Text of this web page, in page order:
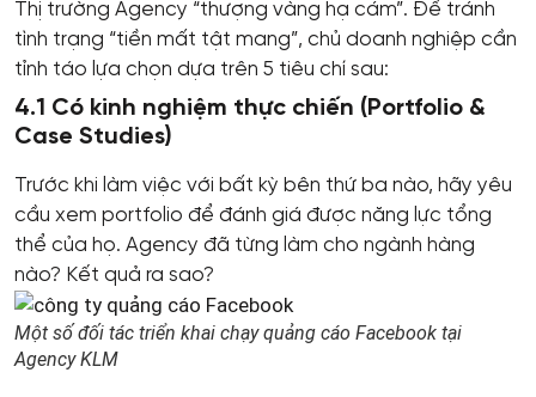
Thị trường Agency “thượng vàng hạ cám”. Để tránh
tình trạng “tiền mất tật mang”, chủ doanh nghiệp cần
tỉnh táo lựa chọn dựa trên 5 tiêu chí sau:
4.1 Có kinh nghiệm thực chiến (Portfolio &
Case Studies)
Trước khi làm việc với bất kỳ bên thứ ba nào, hãy yêu
cầu xem portfolio để đánh giá được năng lực tổng
thể của họ. Agency đã từng làm cho ngành hàng
nào? Kết quả ra sao?
Một số đối tác triển khai chạy quảng cáo Facebook tại
Agency KLM